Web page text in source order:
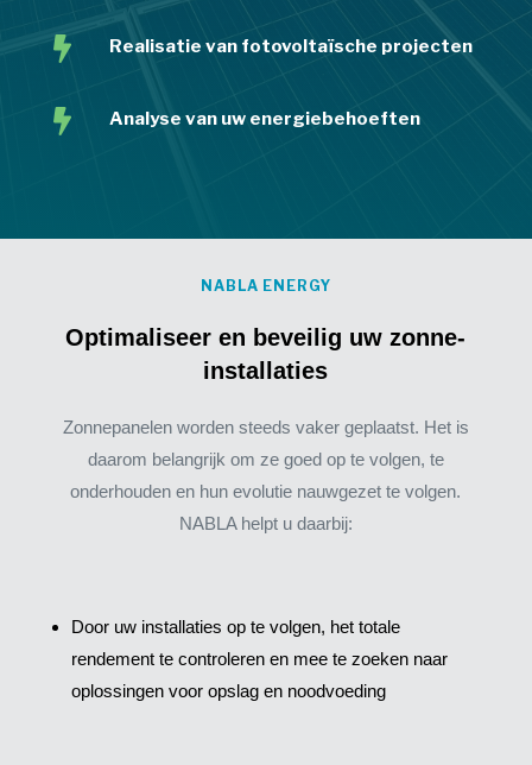
 Realisatie van fotovoltaïsche projecten
 Analyse van uw energiebehoeften
NABLA ENERGY
Optimaliseer en beveilig uw zonne-
installaties
Zonnepanelen worden steeds vaker geplaatst. Het is
daarom belangrijk om ze goed op te volgen, te
onderhouden en hun evolutie nauwgezet te volgen.
NABLA helpt u daarbij:
Door uw installaties op te volgen, het totale
rendement te controleren en mee te zoeken naar
oplossingen voor opslag en noodvoeding